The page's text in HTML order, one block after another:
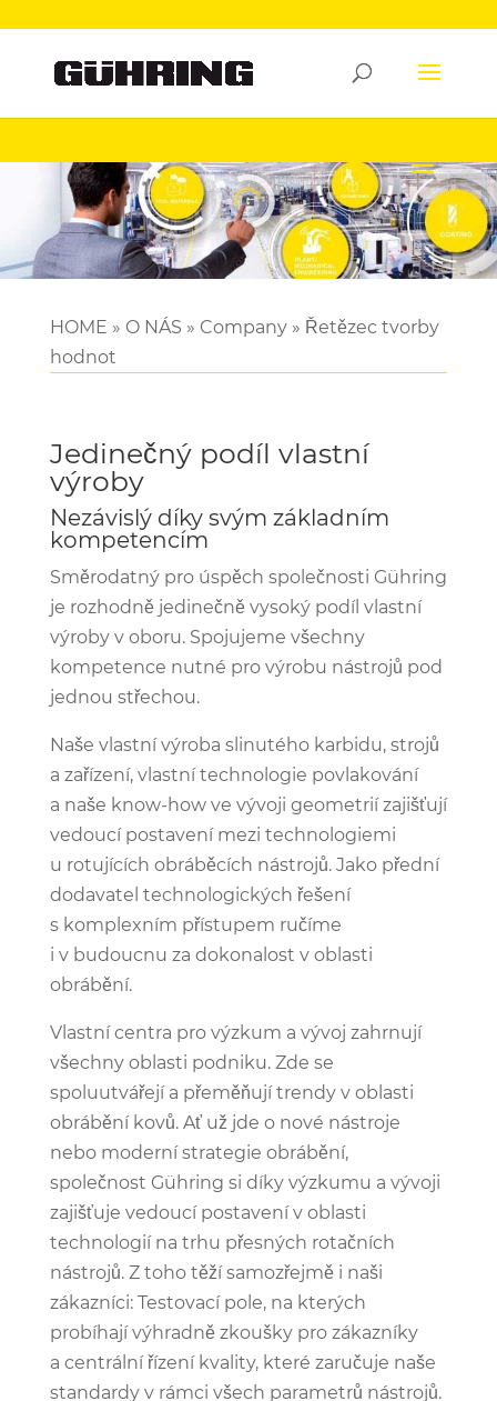
HOME » O NÁS » Company» Řetězec tvorby
hodnot
Jedinečný podíl vlastní
výroby
Nezávislý díky svým základním
kompetencím
Směrodatný pro úspěch společnosti Gühring
je rozhodně jedinečně vysoký podíl vlastní
výroby v oboru. Spojujeme všechny
kompetence nutné pro výrobu nástrojů pod
jednou střechou.
Naše vlastní výroba slinutého karbidu, strojů
a zařízení, vlastní technologie povlakování
a naše know-how ve vývoji geometrií zajišťují
vedoucí postavení mezi technologiemi
u rotujících obráběcích nástrojů. Jako přední
dodavatel technologických řešení
s komplexním přístupem ručíme
i v budoucnu za dokonalost v oblasti
obrábění.
Vlastní centra pro výzkum a vývoj zahrnují
všechny oblasti podniku. Zde se
spoluutvářejí a přeměňují trendy v oblasti
obrábění kovů. Ať už jde o nové nástroje
nebo moderní strategie obrábění,
společnost Gühring si díky výzkumu a vývoji
zajišťuje vedoucí postavení v oblasti
technologií na trhu přesných rotačních
nástrojů. Z toho těží samozřejmě i naši
zákazníci: Testovací pole, na kterých
probíhají výhradně zkoušky pro zákazníky
a centrální řízení kvality, které zaručuje naše
standardy v rámci všech parametrů nástrojů.